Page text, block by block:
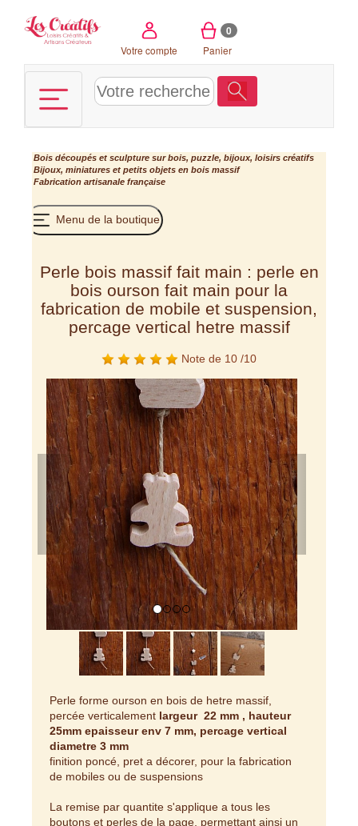
Votre compte
0
Panier
Bois découpés et sculpture sur bois, puzzle, bijoux, loisirs créatifs
Bijoux, miniatures et petits objets en bois massif
Fabrication artisanale française
Menu de la boutique
Perle bois massif fait main : perle en
bois ourson fait main pour la
fabrication de mobile et suspension,
percage vertical hetre massif
Note de 10 /10
Previous Next
Perle forme ourson en bois de hetre massif,
percée verticalement largeur 22 mm , hauteur
25mm epaisseur env 7 mm, percage vertical
diametre 3 mm
finition poncé, pret a décorer, pour la fabrication
de mobiles ou de suspensions
La remise par quantite s'applique a tous les
boutons et perles de la page, permettant ainsi un